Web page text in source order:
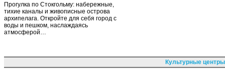
Прогулка по Стокгольму: набережные,
тихие каналы и живописные острова
архипелага. Откройте для себя город с
воды и пешком, наслаждаясь
атмосферой…
Культурные